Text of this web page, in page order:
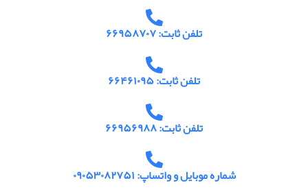
تلفن ثابت: ۶۶۹۵۸۷۰۷
تلفن ثابت: ۶۶۴۶۱۰۹۵
تلفن ثابت: ۶۶۹۵۶۹۸۸
شماره موبایل و واتساپ: ۰۹۰۵۳۰۸۲۷۵۱